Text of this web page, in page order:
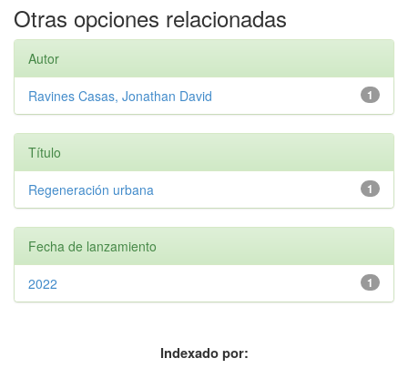
Otras opciones relacionadas
Autor
1
Ravines Casas, Jonathan David
Título
1
Regeneración urbana
Fecha de lanzamiento
1
2022
Indexado por: